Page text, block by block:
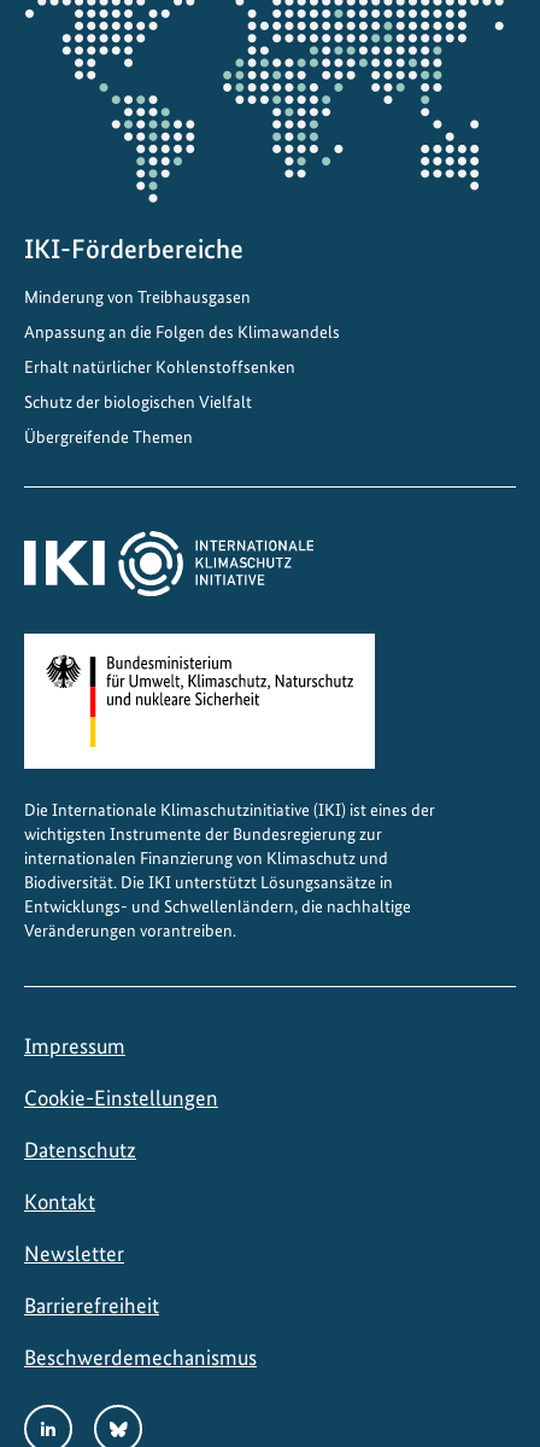
die
Projektkarte
IKI-Förderbereiche
Minderung von Treibhausgasen
Anpassung an die Folgen des Klimawandels
Erhalt natürlicher Kohlenstoffsenken
Schutz der biologischen Vielfalt
Übergreifende Themen
Die Internationale Klimaschutzinitiative (IKI) ist eines der
wichtigsten Instrumente der Bundesregierung zur
internationalen Finanzierung von Klimaschutz und
Biodiversität. Die IKI unterstützt Lösungsansätze in
Entwicklungs- und Schwellenländern, die nachhaltige
Veränderungen vorantreiben.
Impressum
Cookie-Einstellungen
Datenschutz
Kontakt
Newsletter
Barrierefreiheit
Beschwerdemechanismus
Social
Media
LinkedInBluesky